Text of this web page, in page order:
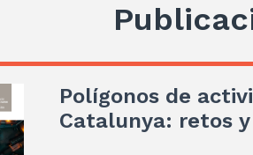
Polígonos de
Catalunya: retos